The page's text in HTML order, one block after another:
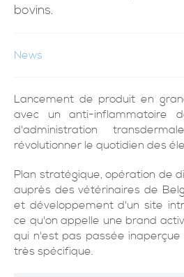
bovins.
News
Lancement de produit en
avec un anti-inflammatoire
d'administration
révolutionner le quotidien des
Plan stratégique, opération de
auprès des vétérinaires de
et développement d'un site
ce qu'on appelle une brand
qui n'est pas passée
très spécifique.